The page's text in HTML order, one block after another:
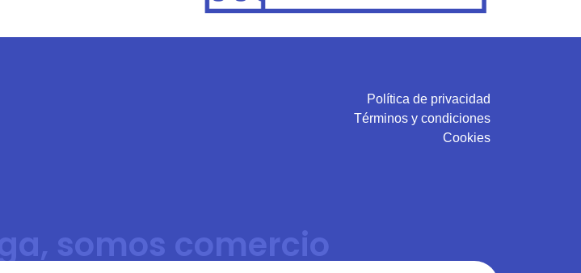
Política de privacidad
Términos y condiciones
Cookies
somos comercio